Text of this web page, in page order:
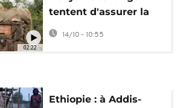
02:22
tentent d'assurer la
cohabitation avec les
14/10 - 10:55
Ethiopie : à Addis-